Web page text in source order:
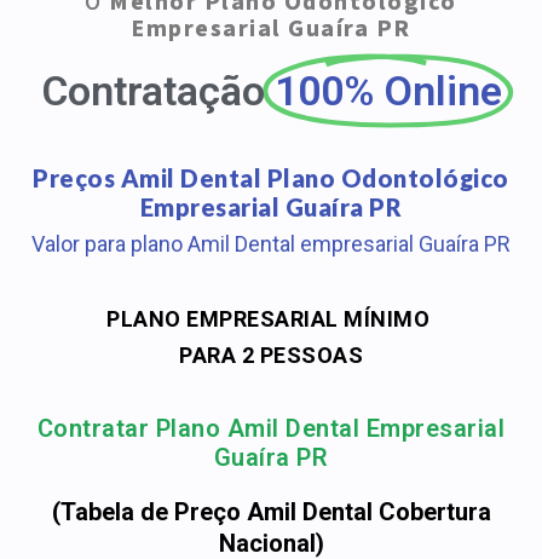
Empresarial Guaíra PR
Contratação 100% Online
Preços Amil Dental Plano Odontológico
Empresarial Guaíra PR
Valor para plano Amil Dental empresarial Guaíra PR
PLANO EMPRESARIAL MÍNIMO
PARA 2 PESSOAS
Contratar Plano Amil Dental Empresarial
Guaíra PR
(Tabela de Preço Amil Dental Cobertura
Nacional)